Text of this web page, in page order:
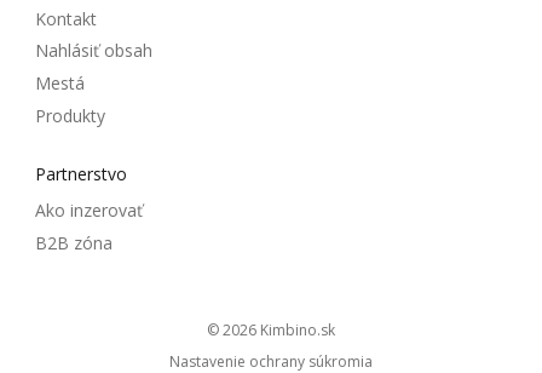
Kontakt
Nahlásiť obsah
Mestá
Produkty
Partnerstvo
Ako inzerovať
B2B zóna
© 2026
kimbino.sk
Nastavenie ochrany súkromia